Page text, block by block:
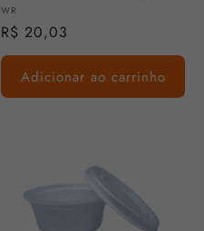
Fornecedor:
WR
Preço
normal
R$ 20,03
Adicionar ao carrinho